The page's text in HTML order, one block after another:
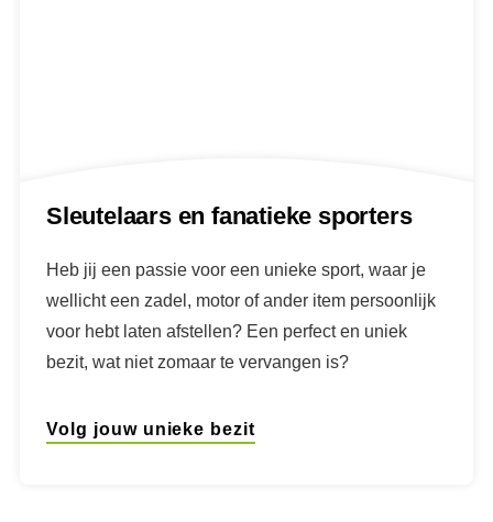
Sleutelaars en fanatieke sporters
Heb jij een passie voor een unieke sport, waar je
wellicht een zadel, motor of ander item persoonlijk
voor hebt laten afstellen? Een perfect en uniek
bezit, wat niet zomaar te vervangen is?
Volg jouw unieke bezit